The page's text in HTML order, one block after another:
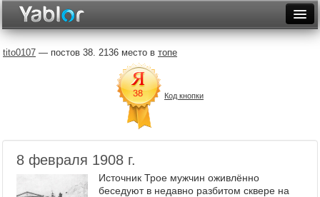
Неделя
Месяц
Рейтинги
Фототоп
tito0107 — постов 38. 2136 место в топе
Код кнопки
8 февраля 1908 г.
Источник Трое мужчин оживлённо
беседуют в недавно разбитом сквере на